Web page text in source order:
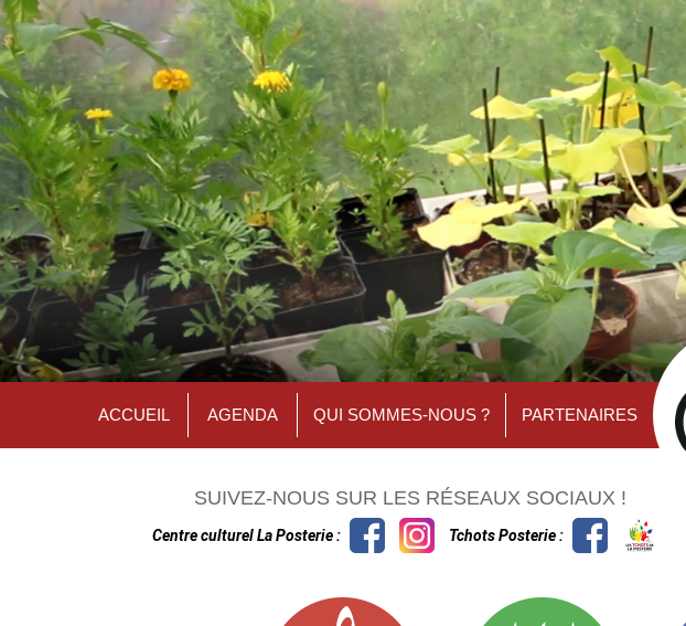
ACCUEIL AGENDA QUI SOMMES-NOUS ? PARTENAIRES
SUIVEZ-NOUS SUR LES RÉSEAUX SOCIAUX !
Centre culturel La Posterie : Tchots Posterie :